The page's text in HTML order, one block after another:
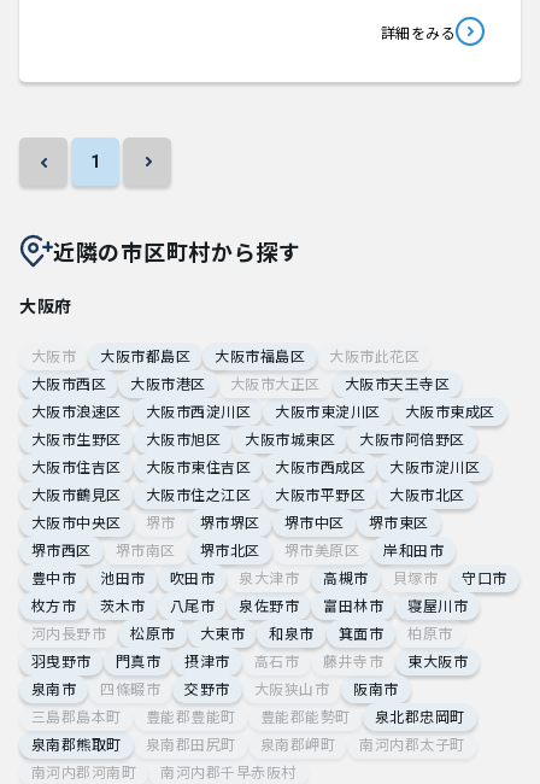
詳細をみる
1
近隣の市区町村から探す
大阪府
大阪市 大阪市都島区 大阪市福島区
大阪市此花区
大阪市西区
大阪市港区 大阪市大正区
大阪市天王寺区
大阪市浪速区
大阪市西淀川区 大阪市東淀川区
大阪市東成区
大阪市生野区
大阪市旭区 大阪市城東区
大阪市阿倍野区
大阪市住吉区
大阪市東住吉区 大阪市西成区
大阪市淀川区
大阪市鶴見区
大阪市住之江区 大阪市平野区
大阪市北区
大阪市中央区
堺市 堺市堺区 堺市中区
堺市東区
堺市西区
堺市南区 堺市北区 堺市美原区
岸和田市
豊中市
池田市 吹田市 泉大津市 高槻市 貝塚市
守口市
枚方市
茨木市 八尾市 泉佐野市 富田林市
寝屋川市
河内長野市
松原市 大東市 和泉市 箕面市
柏原市
羽曳野市
門真市 摂津市 高石市 藤井寺市
東大阪市
泉南市
四條畷市 交野市 大阪狭山市
阪南市
三島郡島本町
豊能郡豊能町 豊能郡能勢町
泉北郡忠岡町
泉南郡熊取町
泉南郡田尻町 泉南郡岬町
南河内郡太子町
南河内郡河南町
南河内郡千早赤阪村